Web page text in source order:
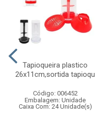
Tapioqueira plastico
26x11cm,sortida tapioqu
Código: 006452
Embalagem: Unidade
Caixa Com: 24 Unidade(s)